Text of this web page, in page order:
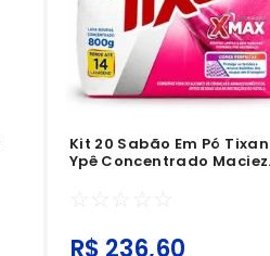
Kit 20 Sabão Em Pó Tixan
Ypê Concentrado Maciez
☆ ☆ ☆ ☆ ☆
R$ 236,60